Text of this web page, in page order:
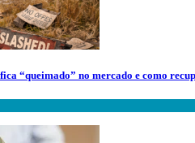
“queimado” no mercado e como